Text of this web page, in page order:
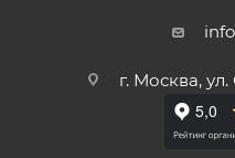
г. Москва,